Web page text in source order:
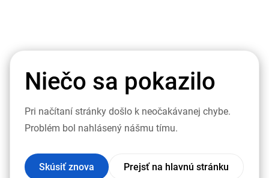
Niečo sa pokazilo
Pri načítaní stránky došlo k neočakávanej chybe.
Problém bol nahlásený nášmu tímu.
Skúsiť znova Prejsť na hlavnú stránku